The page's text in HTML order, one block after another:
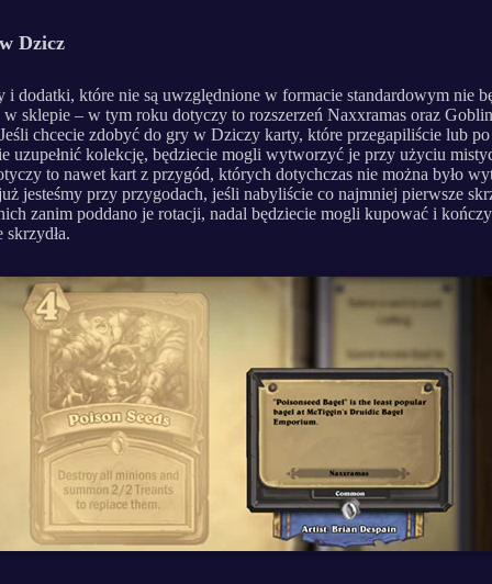
Dzicz
i dodatki, które nie są uwzględnione w formacie standardowym nie
w sklepie – w tym roku dotyczy to rozszerzeń Naxxramas oraz
chcecie zdobyć do gry w Dziczy karty, które przegapiliście lub
uzupełnić kolekcję, będziecie mogli wytworzyć je przy użyciu
to nawet kart z przygód, których dotychczas nie można było
jesteśmy przy przygodach, jeśli nabyliście co najmniej pierwsze
zanim poddano je rotacji, nadal będziecie mogli kupować i
skrzydła.